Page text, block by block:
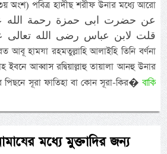
অংশ) পবিত্র হাদীছ শরীফ উনার মধ্যে আরো
قلت لابن عباس رضى الله تعالى
আব্বাস রদ্বিয়াল্লাহু তায়ালা আনহু উনার
পিছনে সূরা ফাতিহা বা কোন সূরা-কির� বাকি
মধ্যে মুক্তাদির জন্য